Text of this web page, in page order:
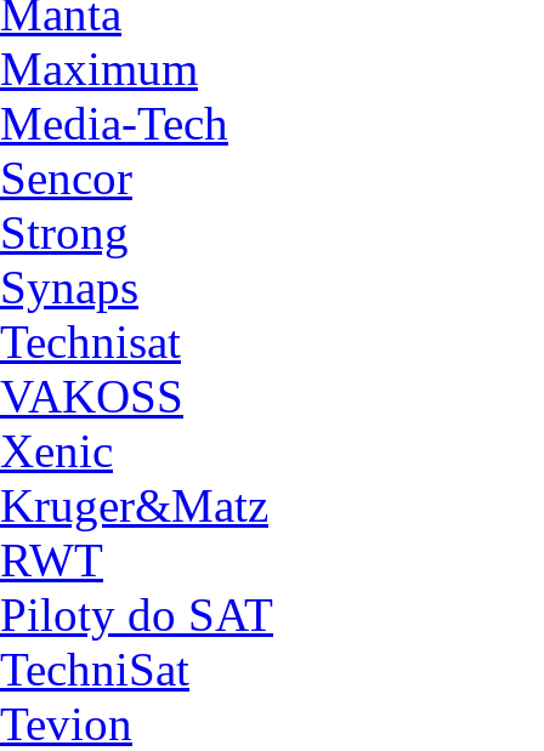
Manta
Maximum
Media-Tech
Sencor
Strong
Synaps
Technisat
VAKOSS
Xenic
Kruger&Matz
RWT
Piloty do SAT
TechniSat
Tevion